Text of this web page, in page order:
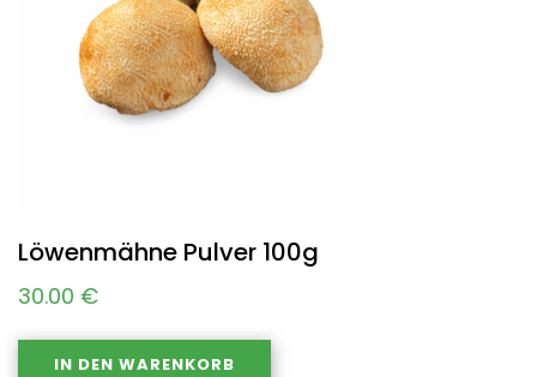
Löwenmähne Pulver 100g
30.00 €
IN DEN WARENKORB